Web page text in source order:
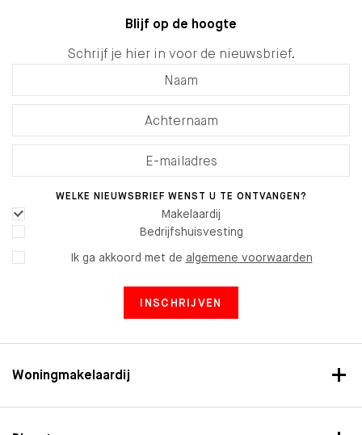
Woningmakelaardij
Blijf op de hoogte
Schrijf je hier in voor de nieuwsbrief.
WELKE NIEUWSBRIEF WENST U TE ONTVANGEN?
Makelaardij
Bedrijfshuisvesting
Ik ga akkoord met de algemene voorwaarden
INSCHRIJVEN